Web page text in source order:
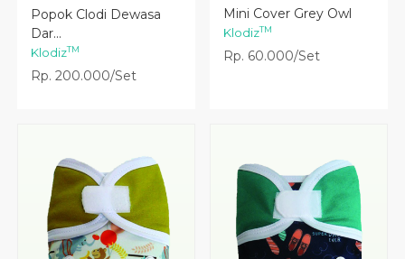
Lihat Detail
Popok Clodi Dewasa
Dar...
KlodizTM
Rp. 200.000/Set
Lihat Detail
Mini Cover Grey Owl
KlodizTM
Rp. 60.000/Set